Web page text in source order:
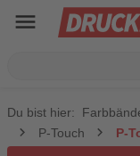
menu
Du bist hier:
P-Touch
P-